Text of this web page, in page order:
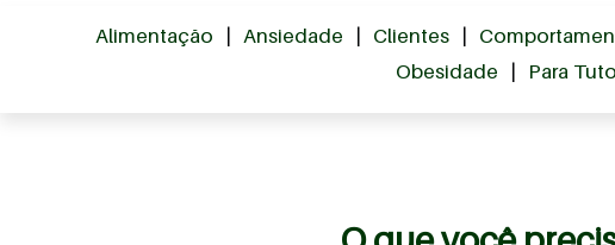
Alimentação Ansiedade Clientes
Obesidade
Para